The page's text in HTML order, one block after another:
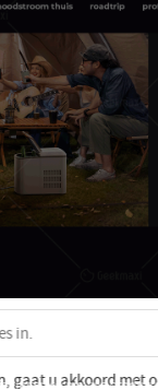
Korting –
onze nieuwsbrief en mis
en nieuwe
gaat u akkoord met